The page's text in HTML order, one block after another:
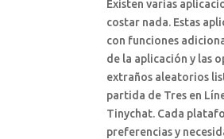
Existen varias
costar nada. Estas
con funciones
de la aplicación y las
extraños aleatorios
partida de Tres en
Tinychat. Cada
preferencias y